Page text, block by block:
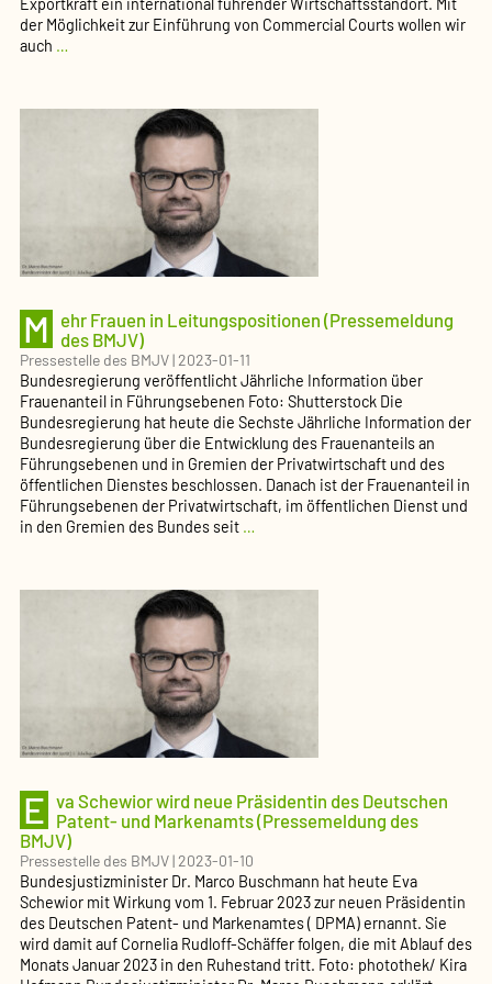
Exportkraft ein international führender Wirtschaftsstandort. Mit
der Möglichkeit zur Einführung von Commercial Courts wollen wir
auch …
in
Wirtschaftsstreitigkeiten
Eckpunkte
(Pressemeldung
des
M
ehr Frauen in Leitungspositionen (Pressemeldung
des BMJV)
Pressestelle des BMJV|2023-01-11
Bundesregierung veröffentlicht Jährliche Information über
Frauenanteil in Führungsebenen Foto: Shutterstock Die
Bundesregierung hat heute die Sechste Jährliche Information der
Bundesregierung über die Entwicklung des Frauenanteils an
Führungsebenen und in Gremien der Privatwirtschaft und des
öffentlichen Dienstes beschlossen. Danach ist der Frauenanteil in
Führungsebenen der Privatwirtschaft, im öffentlichen Dienst und
in den Gremien des Bundes seit …
Leitungspositionen
E va Schewior wird neue Präsidentin des Deutschen
Patent- und Markenamts (Pressemeldung des
BMJV)
Pressestelle des BMJV|2023-01-10
Bundesjustizminister Dr. Marco Buschmann hat heute Eva
Schewior mit Wirkung vom 1. Februar 2023 zur neuen Präsidentin
des Deutschen Patent- und Markenamtes ( DPMA) ernannt. Sie
wird damit auf Cornelia Rudloff-Schäffer folgen, die mit Ablauf des
Monats Januar 2023 in den Ruhestand tritt. Foto: photothek/ Kira